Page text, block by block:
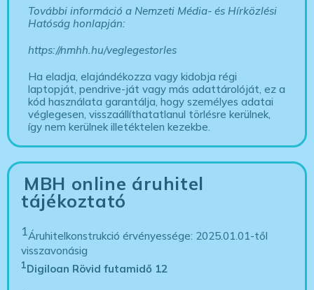
További információ a Nemzeti Média- és Hírközlési
Hatóság honlapján:
https://nmhh.hu/veglegestorles
Ha eladja, elajándékozza vagy kidobja régi
laptopját, pendrive-ját vagy más adattárolóját, ez a
kód használata garantálja, hogy személyes adatai
véglegesen, visszaállíthatatlanul törlésre kerülnek,
így nem kerülnek illetéktelen kezekbe.
MBH online áruhitel
tájékoztató
1Áruhitelkonstrukció érvényessége: 2025.01.01-től
visszavonásig
1Digiloan Rövid futamidő 12